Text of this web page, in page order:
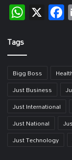
X
Tags
Bigg Boss
Just Business
Just International
Just National
Just Technology